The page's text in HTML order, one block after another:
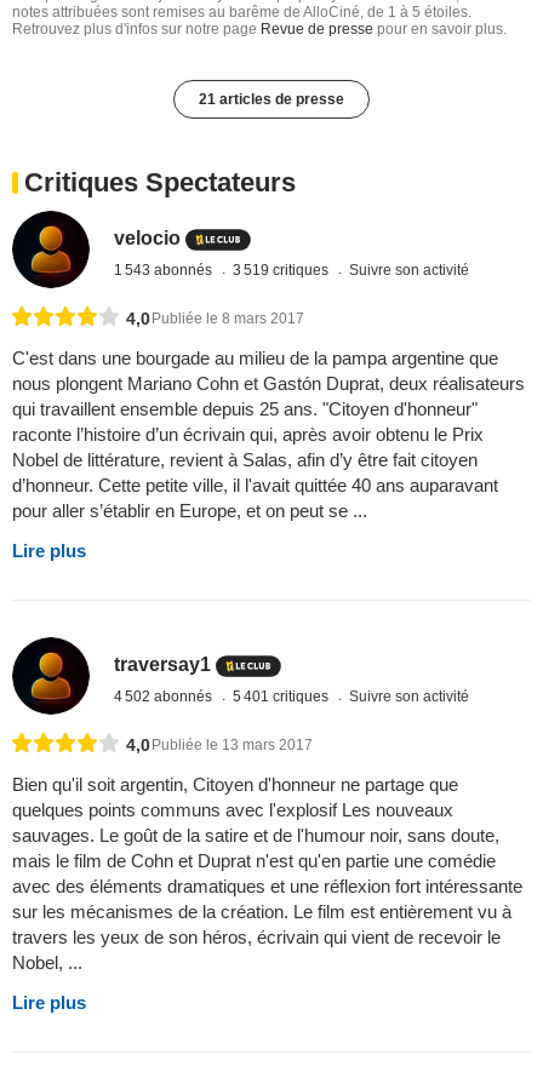
notes attribuées sont remises au barême de AlloCiné, de 1 à 5 étoiles.
Retrouvez plus d'infos sur notre page Revue de presse pour en savoir plus.
21 articles de presse
Critiques Spectateurs
velocio
1 543 abonnés 3 519 critiques Suivre son activité
4,0 Publiée le 8 mars 2017
C'est dans une bourgade au milieu de la pampa argentine que
nous plongent Mariano Cohn et Gastón Duprat, deux réalisateurs
qui travaillent ensemble depuis 25 ans. "Citoyen d'honneur"
raconte l’histoire d’un écrivain qui, après avoir obtenu le Prix
Nobel de littérature, revient à Salas, afin d’y être fait citoyen
d’honneur. Cette petite ville, il l'avait quittée 40 ans auparavant
pour aller s’établir en Europe, et on peut se ...
Lire plus
traversay1
4 502 abonnés 5 401 critiques Suivre son activité
4,0 Publiée le 13 mars 2017
Bien qu'il soit argentin, Citoyen d'honneur ne partage que
quelques points communs avec l'explosif Les nouveaux
sauvages. Le goût de la satire et de l'humour noir, sans doute,
mais le film de Cohn et Duprat n'est qu'en partie une comédie
avec des éléments dramatiques et une réflexion fort intéressante
sur les mécanismes de la création. Le film est entièrement vu à
travers les yeux de son héros, écrivain qui vient de recevoir le
Nobel, ...
Lire plus